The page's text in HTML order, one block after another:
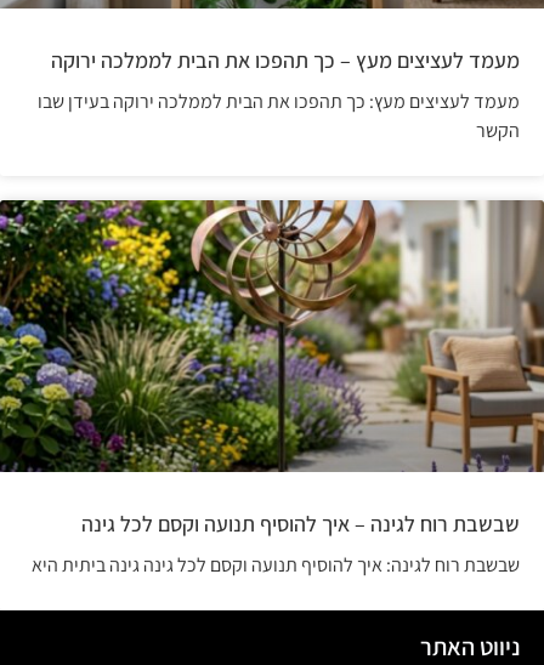
מעמד לעציצים מעץ – כך תהפכו את הבית לממלכה ירוקה
מעמד לעציצים מעץ: כך תהפכו את הבית לממלכה ירוקה בעידן שבו
הקשר
שבשבת רוח לגינה – איך להוסיף תנועה וקסם לכל גינה
שבשבת רוח לגינה: איך להוסיף תנועה וקסם לכל גינה גינה ביתית היא
ניווט האתר